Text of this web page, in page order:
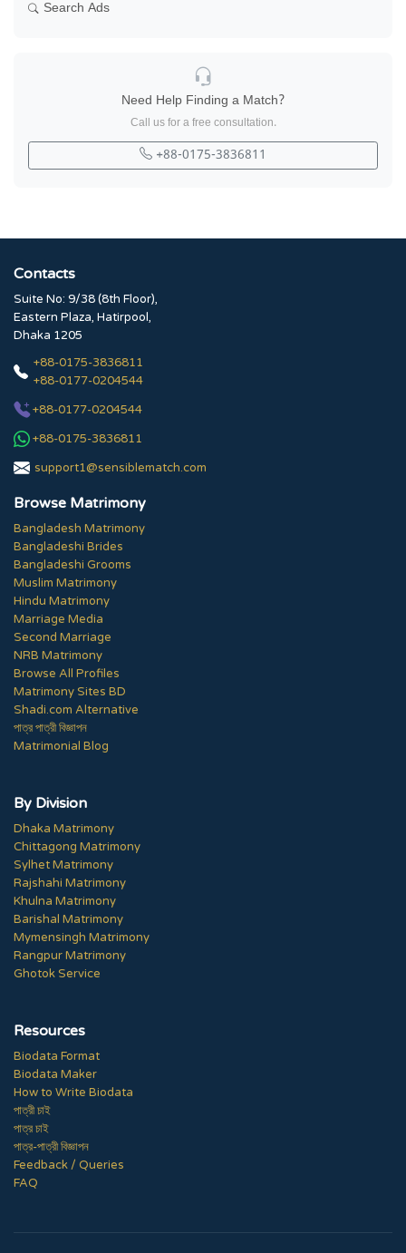
Search Ads
Need Help Finding a Match?
Call us for a free consultation.
+88-0175-3836811
Contacts
Suite No: 9/38 (8th Floor),
Eastern Plaza, Hatirpool,
Dhaka 1205
+88-0175-3836811
+88-0177-0204544
+88-0177-0204544
+88-0175-3836811
support1@sensiblematch.com
Browse Matrimony
Bangladesh Matrimony
Bangladeshi Brides
Bangladeshi Grooms
Muslim Matrimony
Hindu Matrimony
Marriage Media
Second Marriage
NRB Matrimony
Browse All Profiles
Matrimony Sites BD
Shadi.com Alternative
পাত্র পাত্রী বিজ্ঞাপন
Matrimonial Blog
By Division
Dhaka Matrimony
Chittagong Matrimony
Sylhet Matrimony
Rajshahi Matrimony
Khulna Matrimony
Barishal Matrimony
Mymensingh Matrimony
Rangpur Matrimony
Ghotok Service
Resources
Biodata Format
Biodata Maker
How to Write Biodata
পাত্রী চাই
পাত্র চাই
পাত্র-পাত্রী বিজ্ঞাপন
Feedback / Queries
FAQ